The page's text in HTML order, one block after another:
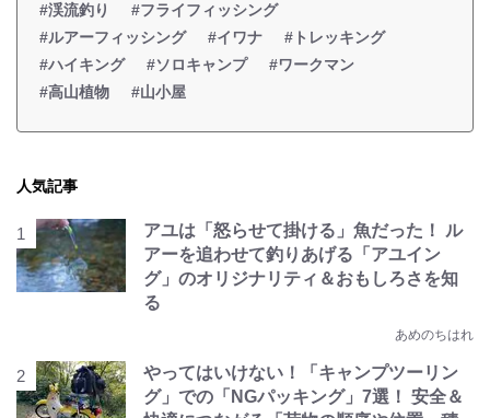
#渓流釣り
#フライフィッシング
#ルアーフィッシング
#イワナ
#トレッキング
#ハイキング
#ソロキャンプ
#ワークマン
#高山植物
#山小屋
人気記事
アユは「怒らせて掛ける」魚だった！ ル
アーを追わせて釣りあげる「アユイン
グ」のオリジナリティ＆おもしろさを知
る
あめのちはれ
やってはいけない！「キャンプツーリン
グ」での「NGパッキング」7選！ 安全＆